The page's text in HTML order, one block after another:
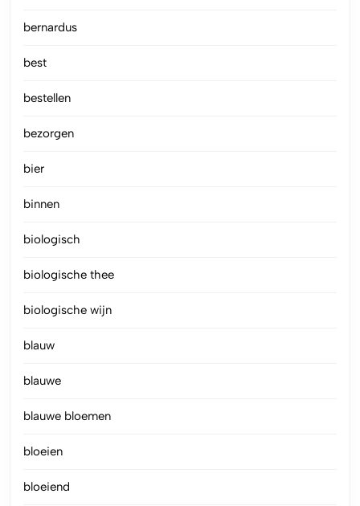
bernardus
best
bestellen
bezorgen
bier
binnen
biologisch
biologische thee
biologische wijn
blauw
blauwe
blauwe bloemen
bloeien
bloeiend